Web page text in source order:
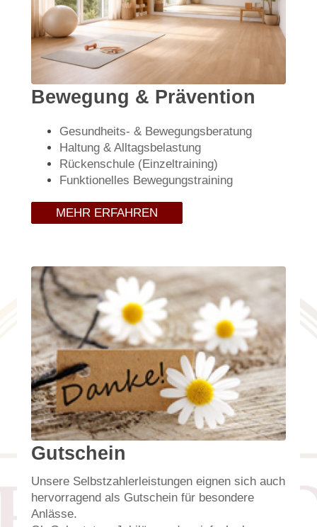
Bewegung & Prävention
Gesundheits- & Bewegungsberatung
Haltung & Alltagsbelastung
Rückenschule (Einzeltraining)
Funktionelles Bewegungstraining
MEHR ERFAHREN
Gutschein
Unsere Selbstzahlerleistungen eignen sich auch
hervorragend als Gutschein für besondere
Anlässe.